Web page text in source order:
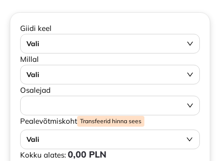
Giidi keel
Vali
Millal
Vali
Osalejad
Pealevõtmiskoht Transfeerid hinna sees
Vali
Kokku alates: 0,00 PLN